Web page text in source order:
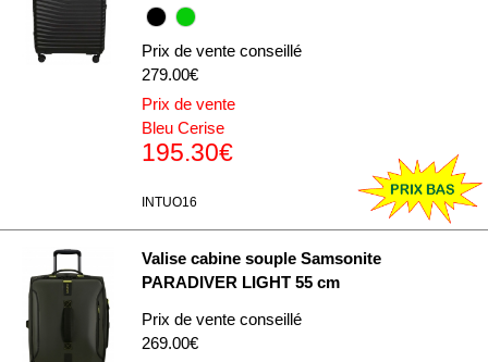
Prix de vente conseillé
279.00€
Prix de vente
Bleu Cerise
195.30€
INTUO16
Valise cabine souple Samsonite
PARADIVER LIGHT 55 cm
Prix de vente conseillé
269.00€